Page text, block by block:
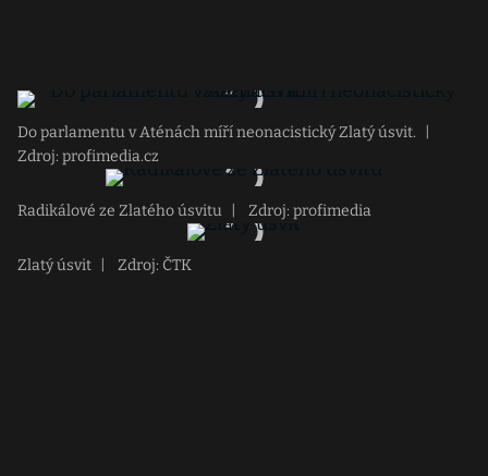
Do parlamentu v Aténách míří neonacistický Zlatý úsvit.
Zdroj: profimedia.cz
Radikálové ze Zlatého úsvitu Zdroj: profimedia
Zlatý úsvit Zdroj: ČTK